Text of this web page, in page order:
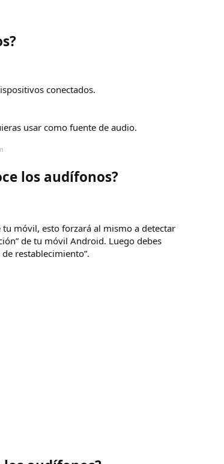
conectados.
usar como fuente de audio.
los audífonos?
móvil, esto forzará al mismo a detectar
de tu móvil Android. Luego debes
restablecimiento”.